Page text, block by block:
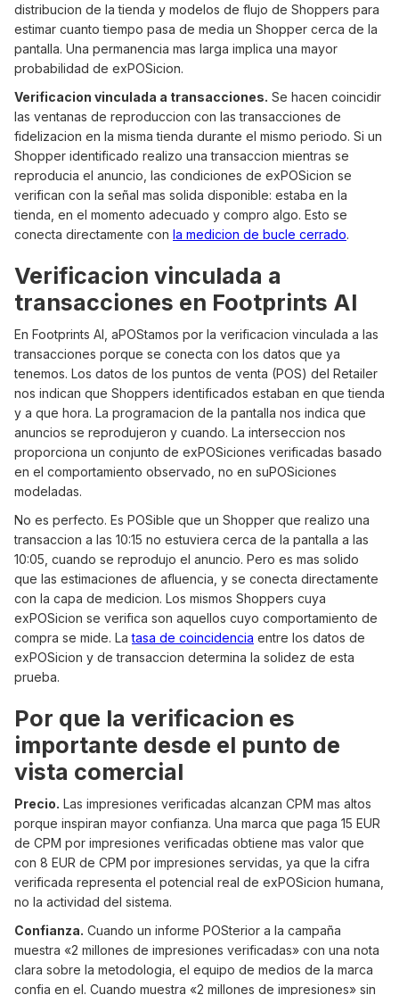
distribucion de la tienda y modelos de flujo de Shoppers para
estimar cuanto tiempo pasa de media un Shopper cerca de la
pantalla. Una permanencia mas larga implica una mayor
probabilidad de exPOSicion.
Verificacion vinculada a transacciones. Se hacen coincidir
las ventanas de reproduccion con las transacciones de
fidelizacion en la misma tienda durante el mismo periodo. Si un
Shopper identificado realizo una transaccion mientras se
reproducia el anuncio, las condiciones de exPOSicion se
verifican con la señal mas solida disponible: estaba en la
tienda, en el momento adecuado y compro algo. Esto se
conecta directamente con la medicion de bucle cerrado.
Verificacion vinculada a
transacciones en Footprints AI
En Footprints AI, aPOStamos por la verificacion vinculada a las
transacciones porque se conecta con los datos que ya
tenemos. Los datos de los puntos de venta (POS) del Retailer
nos indican que Shoppers identificados estaban en que tienda
y a que hora. La programacion de la pantalla nos indica que
anuncios se reprodujeron y cuando. La interseccion nos
proporciona un conjunto de exPOSiciones verificadas basado
en el comportamiento observado, no en suPOSiciones
modeladas.
No es perfecto. Es POSible que un Shopper que realizo una
transaccion a las 10:15 no estuviera cerca de la pantalla a las
10:05, cuando se reprodujo el anuncio. Pero es mas solido
que las estimaciones de afluencia, y se conecta directamente
con la capa de medicion. Los mismos Shoppers cuya
exPOSicion se verifica son aquellos cuyo comportamiento de
compra se mide. Latasa de coincidencia entre los datos de
exPOSicion y de transaccion determina la solidez de esta
prueba.
Por que la verificacion es
importante desde el punto de
vista comercial
Precio. Las impresiones verificadas alcanzan CPM mas altos
porque inspiran mayor confianza. Una marca que paga 15 EUR
de CPM por impresiones verificadas obtiene mas valor que
con 8 EUR de CPM por impresiones servidas, ya que la cifra
verificada representa el potencial real de exPOSicion humana,
no la actividad del sistema.
Confianza. Cuando un informe POSterior a la campaña
muestra «2 millones de impresiones verificadas» con una nota
clara sobre la metodologia, el equipo de medios de la marca
confia en el. Cuando muestra «2 millones de impresiones» sin